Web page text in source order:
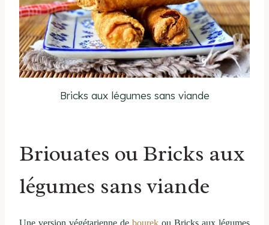
Bricks aux légumes sans viande
Briouates ou Bricks aux
légumes sans viande
Une version végétarienne de bourek ou Bricks aux légumes